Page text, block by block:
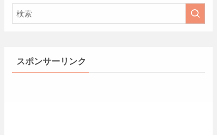
スポンサーリンク